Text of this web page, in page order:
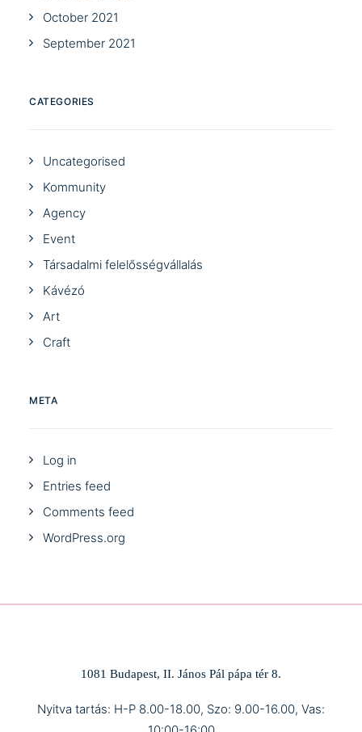
October 2021
September 2021
CATEGORIES
Uncategorised
Kommunity
Agency
Event
Társadalmi felelősségvállalás
Kávézó
Art
Craft
META
Log in
Entries feed
Comments feed
WordPress.org
1081 Budapest, II. János Pál pápa tér 8.
Nyitva tartás: H-P 8.00-18.00, Szo: 9.00-16.00, Vas: